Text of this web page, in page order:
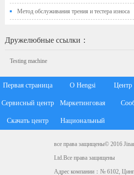
машине испытания на растяжение
Метод обслуживания трения и тестера износа
Дружелюбные ссылки：
Testing machine
Первая страница О Hengsi Центр
Сервисный центр Маркетинговая
система
Скачать центр Национальный
все права защищены© 2016
Ltd.Все права защищены
Адрес компании：№ 6102,